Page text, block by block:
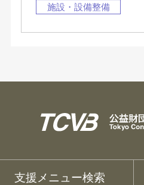
施設・設備整備
支援メニュー検索